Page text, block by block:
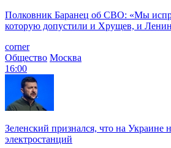
Полковник Баранец об СВО: «Мы
которую допустили и Хрущев, и
corner
Общество Москва
16:00
Зеленский признался, что на Украине
электростанций